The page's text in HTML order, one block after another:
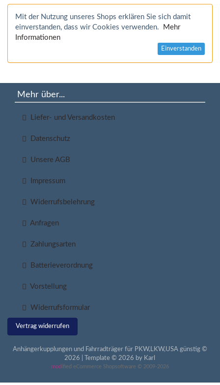
Mit der Nutzung unseres Shops erklären Sie sich damit
einverstanden, dass wir Cookies verwenden.
Mehr
Informationen
Einverstanden
Mehr über...
Liefer- und Versandkosten
Datenschutz
Unsere AGB
Impressum
Widerrufsbelehrung
Anfragen
Zahlungsarten
Batterieverordnung
Vorstellung
Widerrufsformular
Vertrag widerrufen
Anhängerkupplungen und Fahrradträger für PKW,LKW,USA günstig ©
2026 | Template © 2026 by Karl
mod ified eCommerce Shopsoftware © 2009-2026